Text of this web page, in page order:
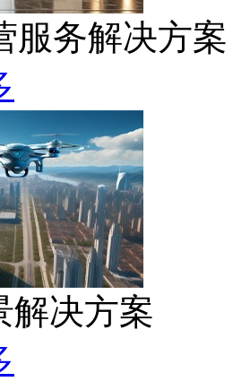
服务解决方案
解决方案